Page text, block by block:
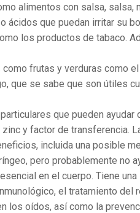
alimentos con salsa, salsa,
ácidos que puedan irritar su
los productos de tabaco.
frutas y verduras como
que se sabe que son útiles
que pueden ayudar
zinc y factor de transferencia.
incluida una posible
pero probablemente no
en el cuerpo. Tiene
el tratamiento del
los oídos, así como la